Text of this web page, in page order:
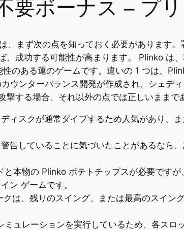
要ボーナス – プ
まず次の点を知っておく必要があります
、成功する可能性が高まります。 Plinko は
のある運のゲームです。違いの 1 つは、
ウンターバランス開発が作成され、シェデ
する場合、それ以外の点では正しいままで
ィスクが通常ダイブするため人気があり、
告していることに気づいたことがあるなら
本物の Plinko ポテトチップスが必要です
ン ゲームです。
は、残りのスイング、または最高のスイン
ュレーションを実行しているため、各スロ